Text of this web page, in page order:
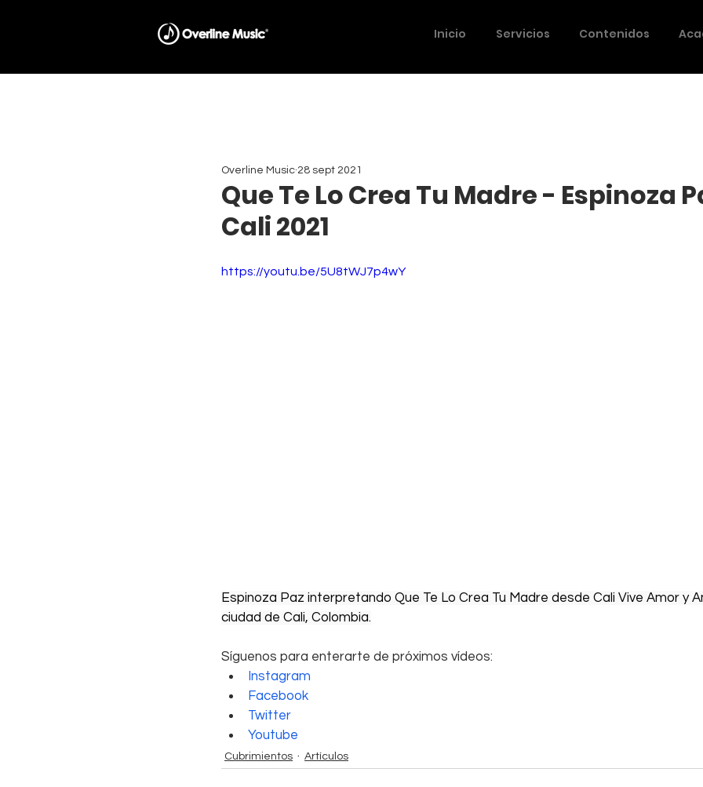
Inicio Servicios Contenidos
Que Te Lo Crea Tu Madre - Espinoza
Cali 2021
Overline Music 28 sept 2021
https://youtu.be/5U8tWJ7p4wY
Espinoza Paz interpretando Que Te Lo Crea Tu Madre desde Cali Vive Amor y
ciudad de Cali, Colombia.
Síguenos para enterarte de próximos vídeos:
Instagram
Facebook
Twitter
Youtube
Cubrimientos Artículos